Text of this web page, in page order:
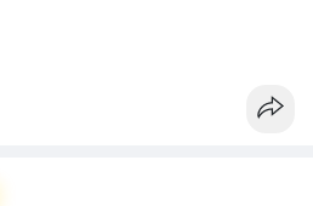
290 nghìn USD được phát hiện
phải áp lực bán khẩn cấp.